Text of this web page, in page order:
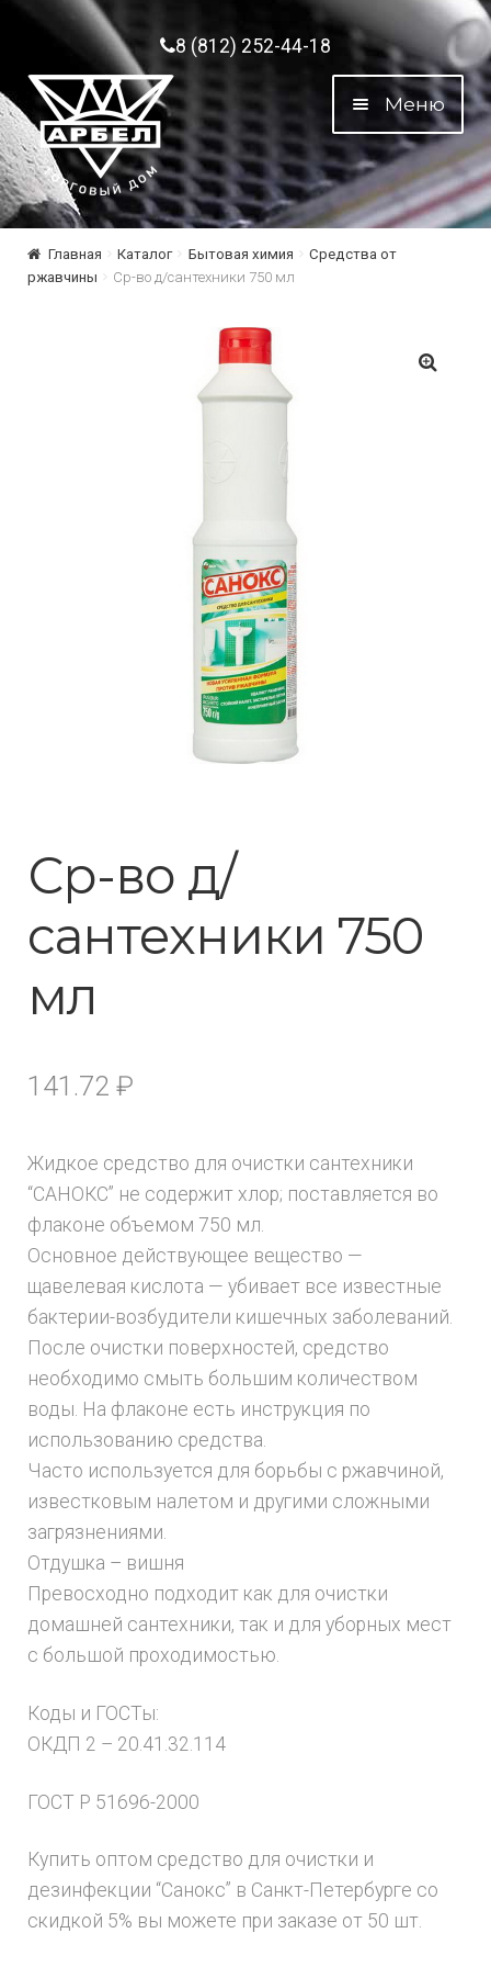
Перейти к навигации
Перейти к содержимому8 (812) 252-44-18
Меню
Главная Каталог Бытовая химия
Средства от
ржавчины
Ср-во д/сантехники 750 мл
Ср-во д/
сантехники 750
мл
141.72 ₽
Жидкое средство для очистки сантехники
“САНОКС” не содержит хлор; поставляется во
флаконе объемом 750 мл.
Основное действующее вещество —
щавелевая кислота — убивает все известные
бактерии-возбудители кишечных заболеваний.
После очистки поверхностей, средство
необходимо смыть большим количеством
воды. На флаконе есть инструкция по
использованию средства.
Часто используется для борьбы с ржавчиной,
известковым налетом и другими сложными
загрязнениями.
Отдушка – вишня
Превосходно подходит как для очистки
домашней сантехники, так и для уборных мест
с большой проходимостью.
Коды и ГОСТы:
ОКДП 2 – 20.41.32.114
ГОСТ Р 51696-2000
Купить оптом средство для очистки и
дезинфекции “Санокс” в Санкт-Петербурге со
скидкой 5% вы можете при заказе от 50 шт.